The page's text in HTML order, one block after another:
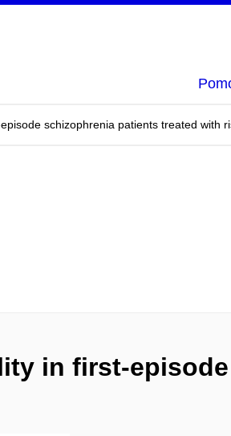
schizophrenia patients treated with
in first-